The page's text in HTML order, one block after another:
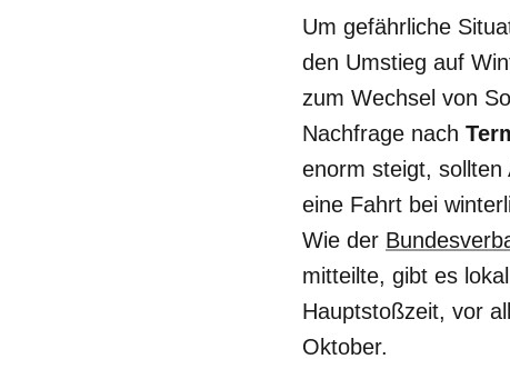
Um gefährliche
den Umstieg auf
zum Wechsel von
Nachfrage nach
enorm steigt, sollten
eine Fahrt bei
Wie der
mitteilte, gibt es
Hauptstoßzeit, vor
Oktober.